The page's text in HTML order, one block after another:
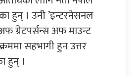
हुन् । उनी ’इन्टरनेसनल
ग्रेटपर्सन्स अफ माउन्ट
सहभागी हुन उत्तर
हुन् ।